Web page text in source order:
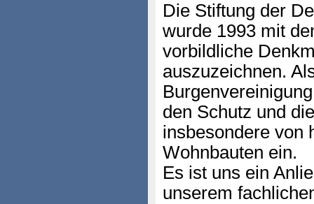
Die Stiftung der
wurde 1993 mit
vorbildliche
auszuzeichnen.
den Schutz und
insbesondere von
Wohnbauten ein.
Es ist uns ein
unserem